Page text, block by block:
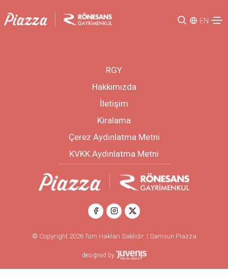
EN
RGY
Hakkımızda
İletişim
Kiralama
Çerez Aydınlatma Metni
KVKK Aydınlatma Metni
© Copyright 2026 Tüm Hakları Saklıdır. | Samsun Piazza
designed by